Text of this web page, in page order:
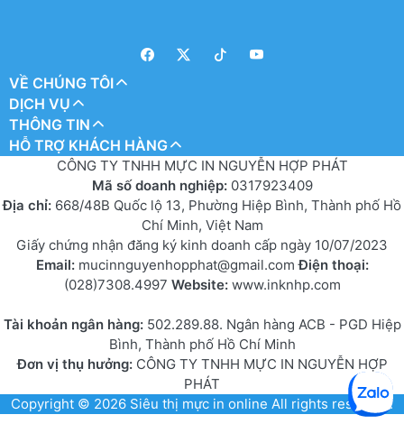
VỀ CHÚNG TÔI
DỊCH VỤ
THÔNG TIN
HỖ TRỢ KHÁCH HÀNG
CÔNG TY TNHH MỰC IN NGUYỄN HỢP PHÁT
Mã số doanh nghiệp: 0317923409
Địa chỉ: 668/48B Quốc lộ 13, Phường Hiệp Bình, Thành phố Hồ
Chí Minh, Việt Nam
Giấy chứng nhận đăng ký kinh doanh cấp ngày 10/07/2023
Email: mucinnguyenhopphat@gmail.comĐiện thoại:
(028)7308.4997 Website: www.inknhp.com
Tài khoản ngân hàng: 502.289.88. Ngân hàng ACB - PGD Hiệp
Bình, Thành phố Hồ Chí Minh
Đơn vị thụ hưởng:CÔNG TY TNHH MỰC IN NGUYỄN HỢP
PHÁT
Copyright © 2026 Siêu thị mực in online All rights reserved.